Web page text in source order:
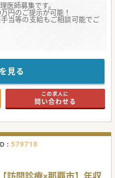
医師募集です。
円のご提示が可能！
当等の支給もご相談可能でご
で、居宅訪問が7割以上を占
療を行い、終末期や老年期を
ます。
、胃瘻交換など、専門技術を
。
シスタントが一丸となり、チ
特徴です。
。
おり、最新設備の導入により
っております。
マネジメントを担いながら診
集しています。
る体制構築のため、次世代の
見る
この求人に
問い合わせる
: 579718